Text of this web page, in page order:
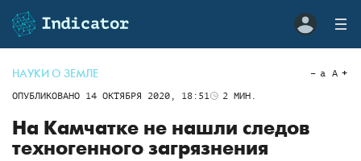
НАУКИ О ЗЕМЛЕ
ОПУБЛИКОВАНО 14 ОКТЯБРЯ 2020, 18:51 2 МИН.
a A
На Камчатке не нашли следов
техногенного загрязнения